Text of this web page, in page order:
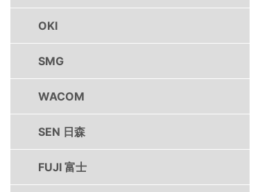
OKI
SMG
WACOM
SEN 日森
FUJI 富士